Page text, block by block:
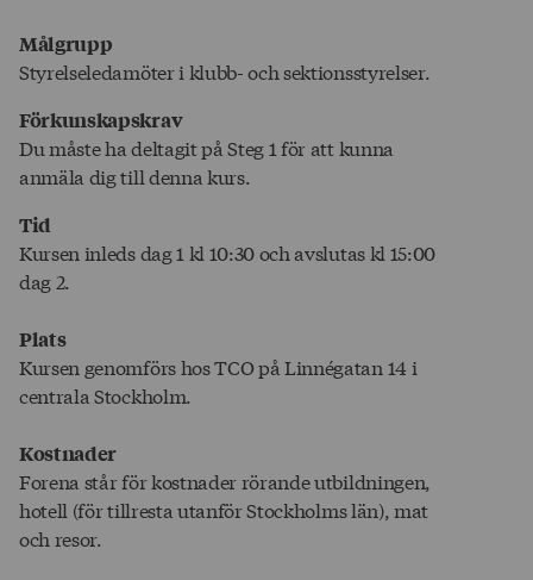
Målgrupp
Styrelseledamöter i klubb- och sektionsstyrelser.
Förkunskapskrav
Du måste ha deltagit på Steg 1 för att kunna
anmäla dig till denna kurs.
Tid
Kursen inleds dag 1 kl 10:30 och avslutas kl 15:00
dag 2.
Plats
Kursen genomförs hos TCO på Linnégatan 14 i
centrala Stockholm.
Kostnader
Forena står för kostnader rörande utbildningen,
hotell (för tillresta utanför Stockholms län), mat
och resor.